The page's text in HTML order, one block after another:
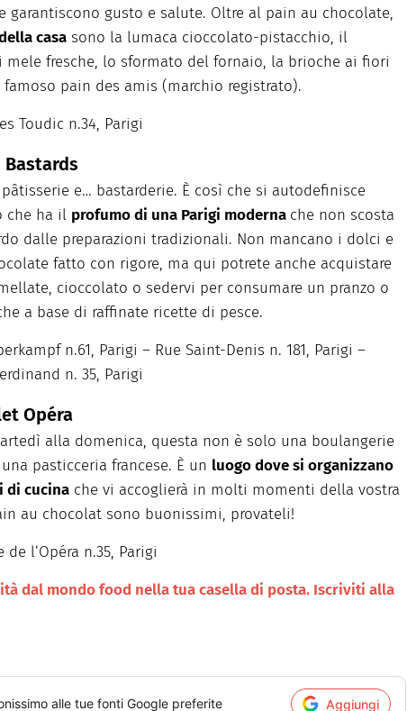
garantiscono gusto e salute. Oltre al pain au chocolate,
casa sono la lumaca cioccolato-pistacchio, il
mele fresche, lo sformato del fornaio, la brioche ai fiori
famoso pain des amis (marchio registrato).
Toudic n.34, Parigi
Bastards
e… bastarderie. È così che si autodefinisce
che ha il profumo di una Parigi moderna che non scosta
dalle preparazioni tradizionali. Non mancano i dolci e
fatto con rigore, ma qui potrete anche acquistare
cioccolato o sedervi per consumare un pranzo o
a base di raffinate ricette di pesce.
n.61, Parigi – Rue Saint-Denis n. 181, Parigi –
n. 35, Parigi
Opéra
alla domenica, questa non è solo una boulangerie
pasticceria francese. È un luogo dove si organizzano
di cucina che vi accoglierà in molti momenti della vostra
au chocolat sono buonissimi, provateli!
de l’Opéra n.35, Parigi
dal mondo food nella tua casella di posta. Iscriviti alla
alle tue fonti Google preferite Aggiungi